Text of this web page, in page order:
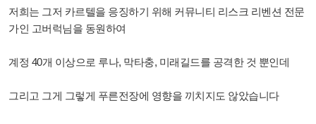
저희는 그저 카르텔을 응징하기 위해 커뮤니티 리스크 리벤션 전문
가인 고버럭님을 동원하여
계정 40개 이상으로 루나, 막타충, 미래길드를 공격한 것 뿐인데
그리고 그게 그렇게 푸른전장에 영향을 끼치지도 않았습니다